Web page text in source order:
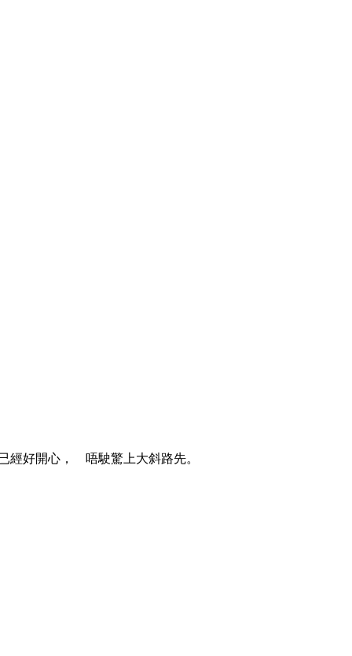
經好開心 ， 唔駛驚上大斜路先。